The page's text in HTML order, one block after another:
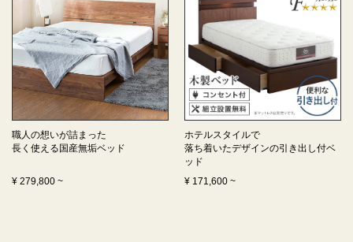
職人の想いが詰まった
長く使える国産無垢ベッド
¥ 279,800 ~
ホテルスタイルで
落ち着いたデザインの引き出し付ベ
ッド
¥ 171,600 ~